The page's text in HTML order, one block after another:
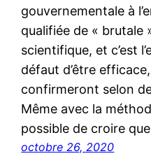
gouvernementale à
qualifiée de « brutale
scientifique, et c’est
défaut d’être
confirmeront selon
Même avec la
possible de croire
octobre 26, 2020